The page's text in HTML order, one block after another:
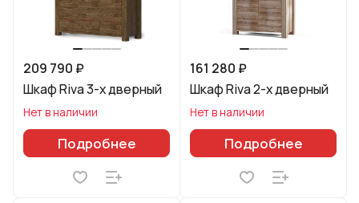
209 790 ₽
Шкаф Riva 3-х дверный
Нет в наличии
Подробнее
161 280 ₽
Шкаф Riva 2-х дверный
Нет в наличии
Подробнее